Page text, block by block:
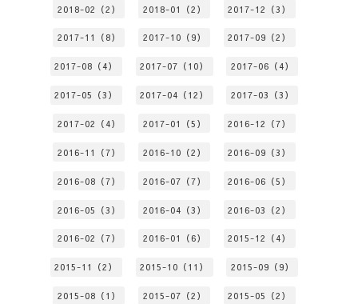
2018-02（2） 2018-01（2） 2017-12（3）
2017-11（8） 2017-10（9） 2017-09（2）
2017-08（4） 2017-07（10） 2017-06（4）
2017-05（3） 2017-04（12） 2017-03（3）
2017-02（4） 2017-01（5） 2016-12（7）
2016-11（7） 2016-10（2） 2016-09（3）
2016-08（7） 2016-07（7） 2016-06（5）
2016-05（3） 2016-04（3） 2016-03（2）
2016-02（7） 2016-01（6） 2015-12（4）
2015-11（2） 2015-10（11） 2015-09（9）
2015-08（1） 2015-07（2） 2015-05（2）